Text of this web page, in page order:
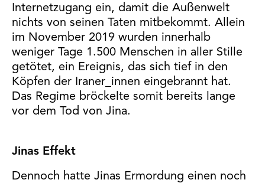
Internetzugang ein, damit die Außenwelt
nichts von seinen Taten mitbekommt. Allein
im November 2019 wurden innerhalb
weniger Tage 1.500 Menschen in aller Stille
getötet, ein Ereignis, das sich tief in den
Köpfen der Iraner_innen eingebrannt hat.
Das Regime bröckelte somit bereits lange
vor dem Tod von Jina.
Jinas Effekt
Dennoch hatte Jinas Ermordung einen noch